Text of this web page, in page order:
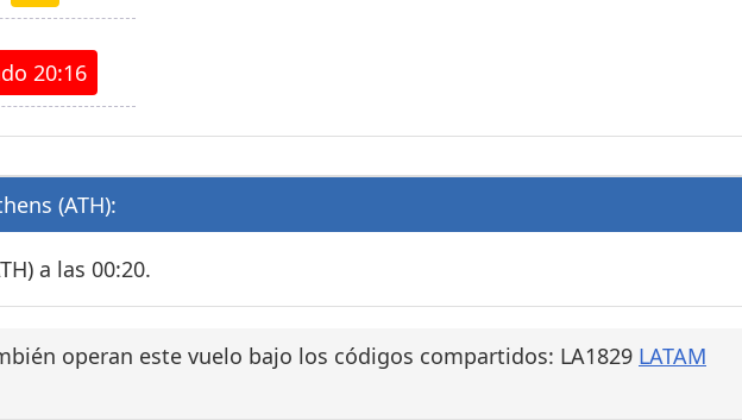
20:16
(ATH):
a las 00:20.
operan este vuelo bajo los códigos compartidos: LA1829 LATAM